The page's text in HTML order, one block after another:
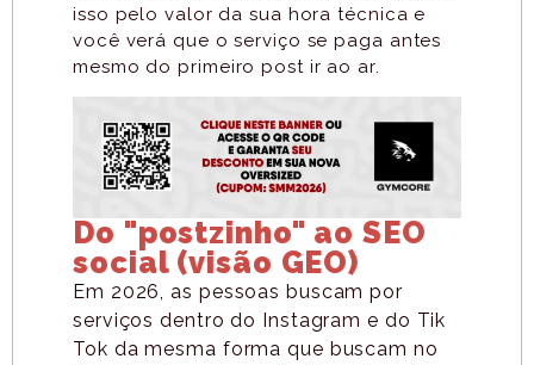
isso pelo valor da sua hora técnica e
você verá que o serviço se paga antes
mesmo do primeiro post ir ao ar.
Do "postzinho" ao SEO
social (visão GEO)
Em 2026, as pessoas buscam por
serviços dentro do Instagram e do Tik
Tok da mesma forma que buscam no